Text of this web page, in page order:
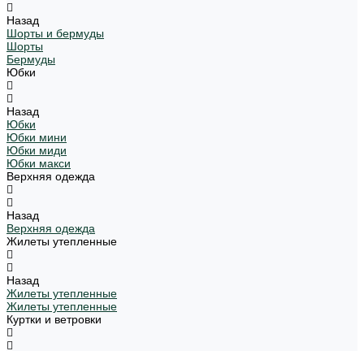
Назад
Шорты и бермуды
Шорты
Бермуды
Юбки
Назад
Юбки
Юбки мини
Юбки миди
Юбки макси
Верхняя одежда
Назад
Верхняя одежда
Жилеты утепленные
Назад
Жилеты утепленные
Жилеты утепленные
Куртки и ветровки